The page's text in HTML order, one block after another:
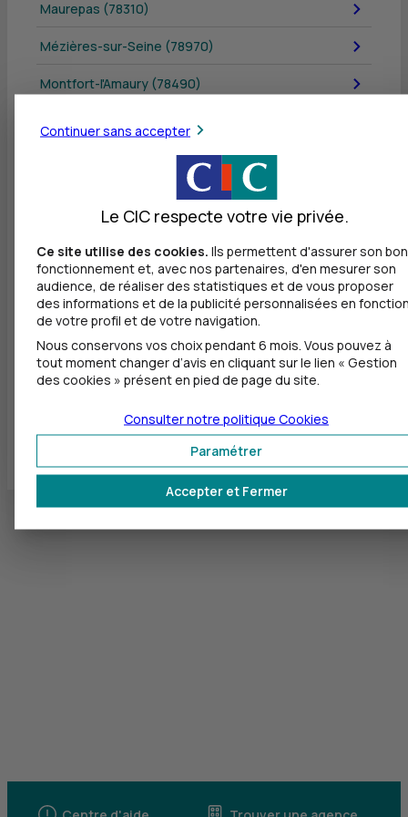
Maurepas (78310)
Mézières-sur-Seine (78970)
Montfort-l'Amaury (78490)
Montigny-le-Bretonneux (78180)
Sartrouville (78500)
Versailles (78000)
Villepreux (78450)
Viroflay (78220)
Tous les départements
Continuer sans accepter
Le CIC respecte votre vie privée.
Ce site utilise des cookies. Ils permettent d'assurer son bon
fonctionnement et, avec nos partenaires, d'en mesurer son
audience, de réaliser des statistiques et de vous proposer
des informations et de la publicité personnalisées en
de votre profil et de votre navigation.
Nous conservons vos choix pendant 6 mois. Vous pouvez à
tout moment changer d’avis en cliquant sur le lien « Gestion
des cookies » présent en pied de page du site.
Accepter et Fermer
Paramétrer
Consulter notre politique Cookies